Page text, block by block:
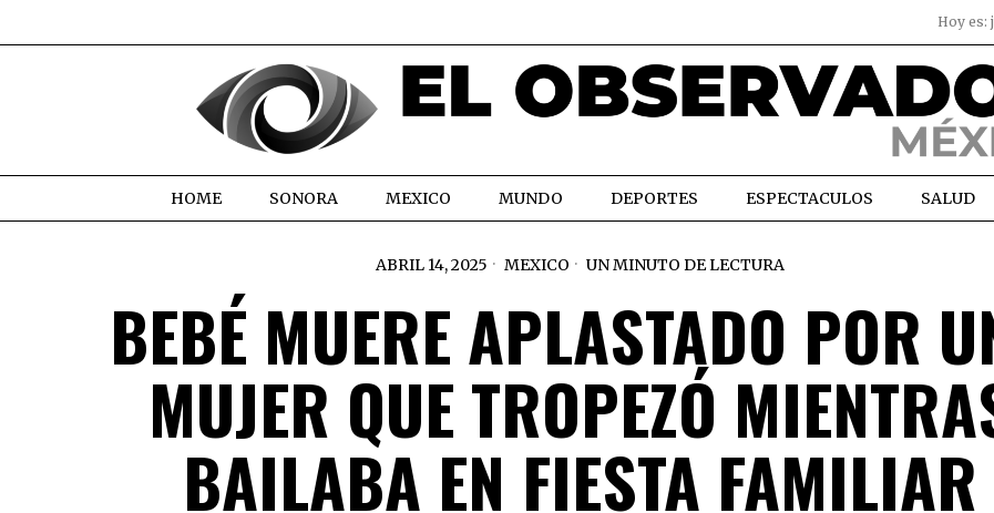
Hoy es:
HOME SONORA MEXICO MUNDO DEPORTES ESPECTACULOS SALUD
ABRIL 14, 2025 MEXICO UN MINUTO DE LECTURA
BEBÉ MUERE APLASTADO POR
MUJER QUE TROPEZÓ
BAILABA EN FIESTA FAMILIAR